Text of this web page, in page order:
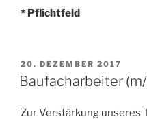
* Pflichtfeld
VERÖFFENTLICHT
AM
20. DEZEMBER 2017
Baufacharbeiter
Zur Verstärkung unseres